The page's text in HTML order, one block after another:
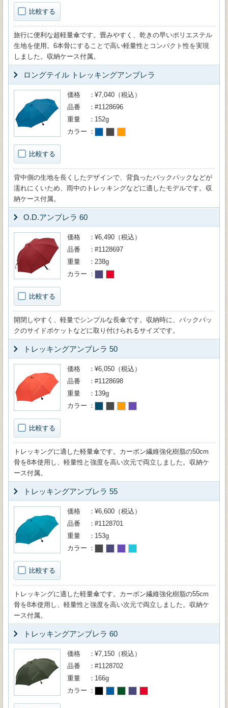
比較する
旅行に便利な超軽量傘です。畳みやすく、乾きの早いポリエステル
生地を使用。6本骨にすることで高い軽量性とコンパクト性を実現
しました。収納ケース付属。
ロングテイル トレッキングアンブレラ
比較する
価格
¥7,040（税込）
品番
#1128696
重量
152g
カラー
背中側の生地を長くしたデザインで、背負ったバックパックなどが
濡れにくいため、雨中のトレッキングなどに適したモデルです。収
納ケース付属。
O.D.アンブレラ 60
比較する
価格
¥6,490（税込）
品番
#1128697
重量
238g
カラー
開閉しやすく、軽量でシンプルな長傘です。収納時に、バックパッ
クのサイドポケットなどに取り付けられるサイズです。
トレッキングアンブレラ 50
比較する
価格
¥6,050（税込）
品番
#1128698
重量
139g
カラー
トレッキングに適した軽量傘です。カーボン繊維強化樹脂の50cm
骨を8本使用し、軽量性と強度を高い次元で両立しました。収納ケ
ース付属。
トレッキングアンブレラ 55
比較する
価格
¥6,600（税込）
品番
#1128701
重量
153g
カラー
トレッキングに適した軽量傘です。カーボン繊維強化樹脂の55cm
骨を8本使用し、軽量性と強度を高い次元で両立しました。収納ケ
ース付属。
トレッキングアンブレラ 60
価格
¥7,150（税込）
品番
#1128702
重量
166g
カラー